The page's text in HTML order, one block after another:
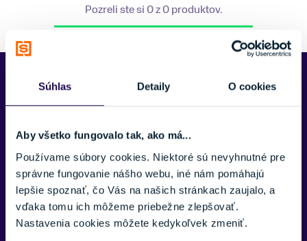
Súhlas Detaily O cookies
Aby všetko fungovalo tak, ako má...
Používame súbory cookies. Niektoré sú nevyhnutné pre
správne fungovanie nášho webu, iné nám pomáhajú
lepšie spoznať, čo Vás na našich stránkach zaujalo, a
vďaka tomu ich môžeme priebežne zlepšovať.
Nastavenia cookies môžete kedykoľvek zmeniť.
Pozreli ste si 0 z 0 produktov.
Predajne Najšport